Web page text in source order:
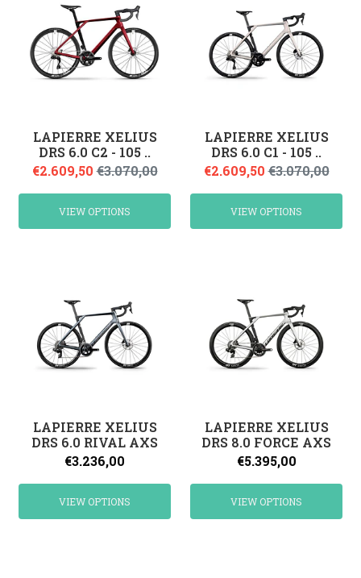
LAPIERRE XELIUS
DRS 6.0 C2 - 105 ..
€2.609,50 €3.070,00
VIEW OPTIONS
LAPIERRE XELIUS
DRS 6.0 C1 - 105 ..
€2.609,50 €3.070,00
VIEW OPTIONS
LAPIERRE XELIUS
DRS 6.0 RIVAL AXS
€3.236,00
VIEW OPTIONS
LAPIERRE XELIUS
DRS 8.0 FORCE AXS
€5.395,00
VIEW OPTIONS